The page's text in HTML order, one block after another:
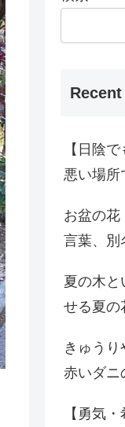
【日陰
悪い場所
お盆の花
言葉、別
夏の木と
せる夏の
きゅうり
赤いダニ
【勇気